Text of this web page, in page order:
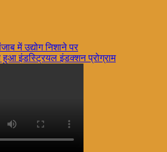
में उद्योग निशाने पर
इंडस्ट्रियल इंडक्शन प्रोग्राम